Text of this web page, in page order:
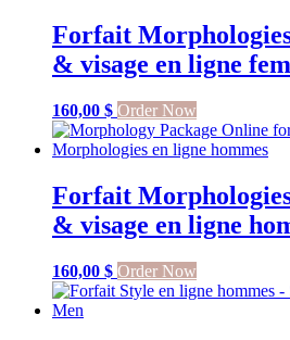
Forfait
& visage en ligne
160,00 $ Order Now
Forfait
& visage en ligne
160,00 $ Order Now